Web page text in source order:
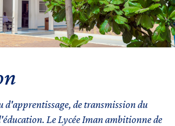
d'apprentissage, de transmission du
Le Lycée Iman ambitionne de